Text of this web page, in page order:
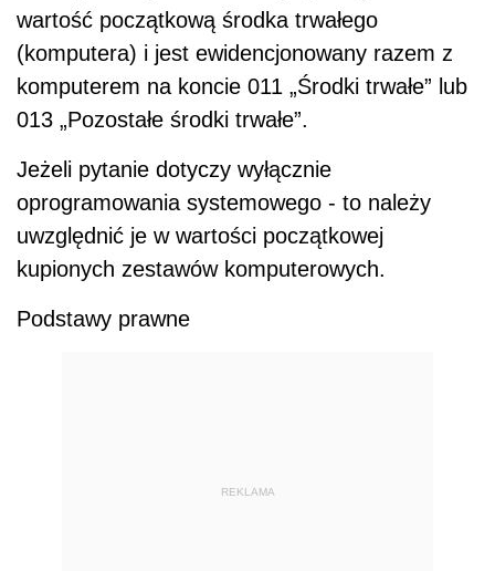
wartość początkową środka trwałego
(komputera) i jest ewidencjonowany razem z
komputerem na koncie 011 „Środki trwałe” lub
013 „Pozostałe środki trwałe”.
Jeżeli pytanie dotyczy wyłącznie
oprogramowania systemowego - to należy
uwzględnić je w wartości początkowej
kupionych zestawów komputerowych.
Podstawy prawne
REKLAMA